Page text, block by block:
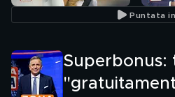
famiglia
Puntata
Superbonus: